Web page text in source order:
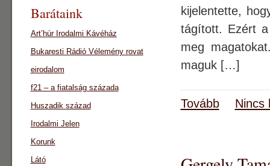
kijelentette,
tágított. Ezért
meg
maguk […]
Tovább Nincs
Barátaink
Art’húr Irodalmi Kávéház
Bukaresti Rádió Vélemény rovat
eirodalom
f21 – a fiatalság százada
Huszadik század
Irodalmi Jelen
Korunk
Látó